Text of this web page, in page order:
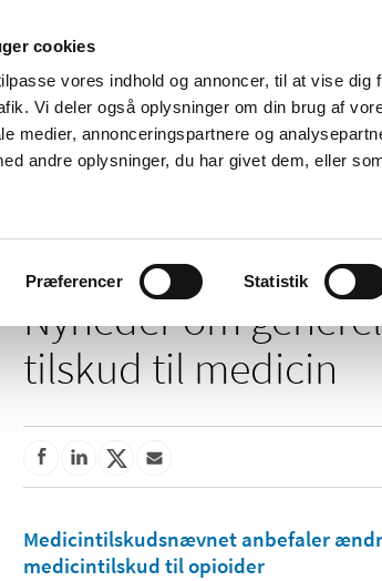
cookies
vores indhold og annoncer, til at vise dig
Vi deler også oplysninger om din brug af
medier, annonceringspartnere og
andre oplysninger, du har givet dem, eller
Præferencer Statistik
Nyheder
og
Tilskud og
Apoteker
Nyheder om
tilskud til medicin
Medicintilskudsnævnet anbefaler
medicintilskud til opioider